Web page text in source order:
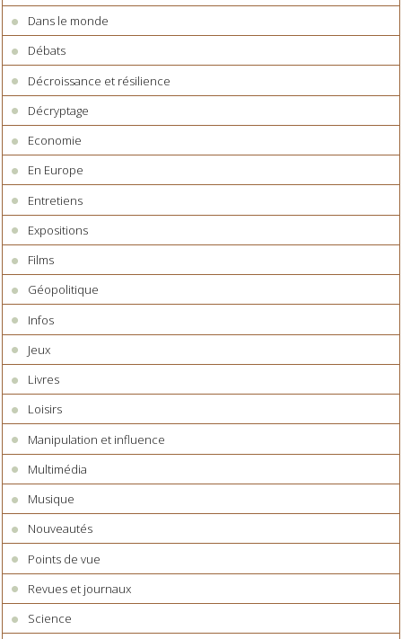
Dans le monde
Débats
Décroissance et résilience
Décryptage
Economie
En Europe
Entretiens
Expositions
Films
Géopolitique
Infos
Jeux
Livres
Loisirs
Manipulation et influence
Multimédia
Musique
Nouveautés
Points de vue
Revues et journaux
Science